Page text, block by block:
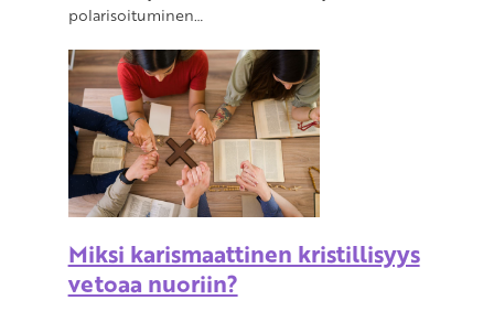
polarisoituminen…
Miksi karismaattinen kristillisyys
vetoaa nuoriin?